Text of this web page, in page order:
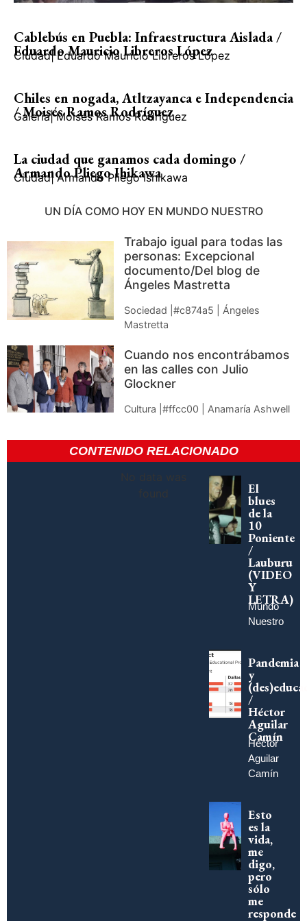
Cablebús en Puebla: Infraestructura Aislada /
Eduardo Mauricio Libreros López
Ciudad| Eduardo Mauricio Libreros López
Chiles en nogada, Atltzayanca e Independencia
/ Moisés Ramos Rodríguez
Galería| Moisés Ramos Rodríguez
La ciudad que ganamos cada domingo /
Armando Pliego Ihikawa
Ciudad| Armando Pliego Ishikawa
UN DÍA COMO HOY EN MUNDO NUESTRO
Trabajo igual para todas las
personas: Excepcional
documento/Del blog de
Ángeles Mastretta
Sociedad |#c874a5 | Ángeles
Mastretta
Cuando nos encontrábamos
en las calles con Julio
Glockner
Cultura |#ffcc00 | Anamaría Ashwell
CONTENIDO RELACIONADO
No data was
found
El
blues
de la
10
Poniente
/
Lauburu
(VIDEO
Y
LETRA)
Mundo
Nuestro
Pandemia
y
/
Héctor
Aguilar
Camín
Héctor
Aguilar
Camín
Esto
es la
vida,
me
digo,
pero
sólo
me
responde